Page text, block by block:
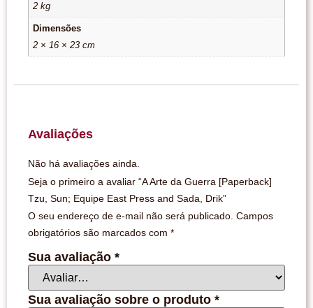
2 kg
Dimensões
2 × 16 × 23 cm
Avaliações
Não há avaliações ainda.
Seja o primeiro a avaliar “A Arte da Guerra [Paperback]
Tzu, Sun; Equipe East Press and Sada, Drik”
O seu endereço de e-mail não será publicado. Campos
obrigatórios são marcados com *
Sua avaliação *
Sua avaliação sobre o produto *